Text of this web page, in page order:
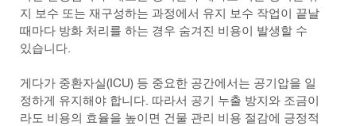
지 보수 또는 재구성하는 과정에서 유지 보수 작업이 끝날
때마다 방화 처리를 하는 경우 숨겨진 비용이 발생할 수
있습니다.
게다가 중환자실(ICU) 등 중요한 공간에서는 공기압을 일
정하게 유지해야 합니다. 따라서 공기 누출 방지와 조금이
라도 비용의 효율을 높이면 건물 관리 비용 절감에 긍정적